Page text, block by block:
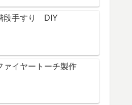
段手すり DIY
ァイヤートーチ製作